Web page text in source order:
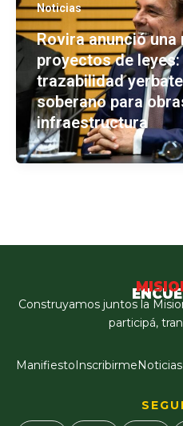
Noticias
Rovira anunció una
proyectos de
trazabilidad
soberano para
infraestructura
Construyamos juntos la
participá,
ManifiestoInscribirmeNoticias